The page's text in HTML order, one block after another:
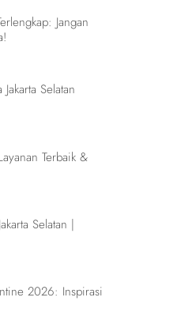
Jangan
Selatan
Terbaik &
Selatan |
2026: Inspirasi